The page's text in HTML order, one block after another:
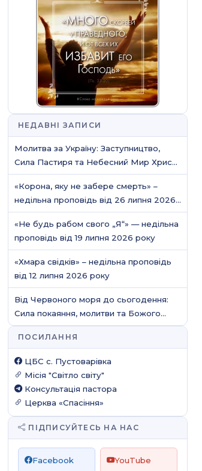
НЕДАВНІ ЗАПИСИ
Молитва за Україну: Заступництво,
Сила Пастиря та Небесний Мир Христа
/ Молитовне служіння
«Корона, яку не забере смерть» –
недільна проповідь від 26 липня 2026
року
«Не будь рабом свого „Я“» — недільна
проповідь від 19 липня 2026 року
«Хмара свідків» – недільна проповідь
від 12 липня 2026 року
Від Червоного моря до сьогодення:
Сила покаяння, молитви та Божого
захисту
ПОСИЛАННЯ
ЦБС c. Пустоварівка
Місія "Світло світу"
Консультація пастора
Церква «Спасіння»
ПІДПИСУЙТЕСЬ НА НАС
Facebook YouTube